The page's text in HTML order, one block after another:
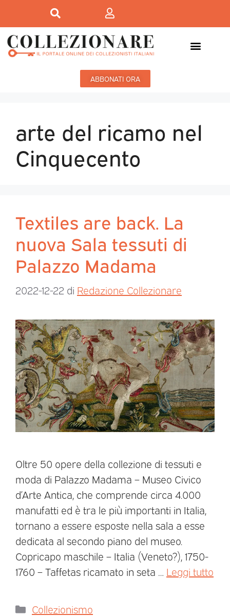
ABBONATI ORA
arte del ricamo nel
Cinquecento
Textiles are back. La
nuova Sala tessuti di
Palazzo Madama
2022-12-22 di Redazione Collezionare
Oltre 50 opere della collezione di tessuti e
moda di Palazzo Madama – Museo Civico
d’Arte Antica, che comprende circa 4.000
manufatti ed è tra le più importanti in Italia,
tornano a essere esposte nella sala a esse
dedicata al secondo piano del museo.
Copricapo maschile – Italia (Veneto?), 1750-
1760 – Taffetas ricamato in seta … Leggi tutto
Collezionismo